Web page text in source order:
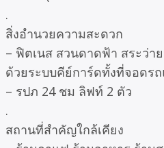
.
สิ่งอำนวยความสะดวก
– ฟิตเนส สวนดาดฟ้า สระว่า
ด้วยระบบคีย์การ์ดทั้งที่จอดร
– รปภ 24 ชม ลิฟท์ 2 ตัว
.
สถานที่สำคัญใกล้เคียง